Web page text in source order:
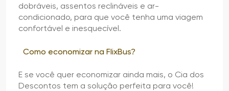
dobráveis, assentos reclináveis e ar-
condicionado, para que você tenha uma viagem
confortável e inesquecível.
Como economizar na FlixBus?
E se você quer economizar ainda mais, o Cia dos
Descontos tem a solução perfeita para você!